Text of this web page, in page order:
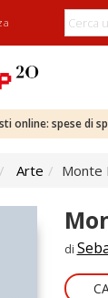
online: spese di
Arte Monte
di